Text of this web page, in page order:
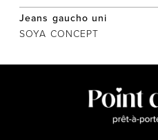
Jeans gaucho uni
SOYA CONCEPT